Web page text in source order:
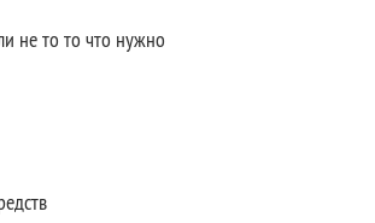
не то то что нужно